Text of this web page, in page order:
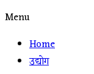
Menu
Home
उद्योग